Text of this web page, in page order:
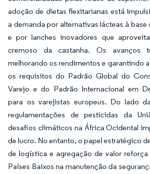
adoção de dietas flexitarianas está
a demanda por alternativas lácteas à base
e por lanches inovadores que
cremoso da castanha. Os avanços
melhorando os rendimentos e garantindo
os requisitos do Padrão Global do
Varejo e do Padrão Internacional em
para os varejistas europeus. Do lado
regulamentações de pesticidas da
desafios climáticos na África Ocidental
de lucro. No entanto, o papel estratégico
de logística e agregação de valor
Países Baixos na manutenção da